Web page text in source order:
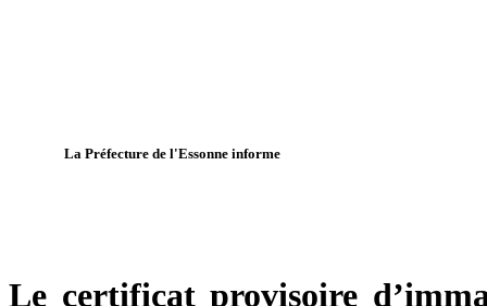
La Préfecture de l'Essonne informe
Le certificat provisoire